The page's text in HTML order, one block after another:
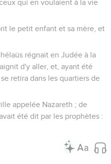
qui en voulaient à la vie
le petit enfant et sa mère, et
régnait en Judée à la
d'y aller, et, ayant été
retira dans les quartiers de
appelée Nazareth ; de
été dit par les prophètes :